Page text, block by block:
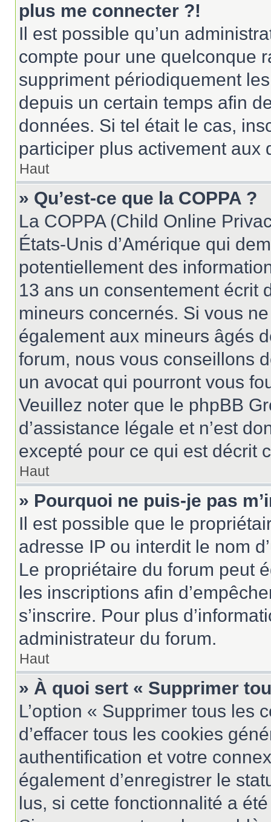
plus me connecter ?!
Il est possible qu’un
compte pour une quelconque
suppriment périodiquement
depuis un certain temps afin
données. Si tel était le cas,
participer plus activement aux
Haut
» Qu’est-ce que la COPPA ?
La COPPA (Child Online
États-Unis d’Amérique qui
potentiellement des
13 ans un consentement écrit
mineurs concernés. Si vous
également aux mineurs âgés
forum, nous vous conseillons
un avocat qui pourront vous
Veuillez noter que le phpBB
d’assistance légale et n’est
excepté pour ce qui est décrit
Haut
» Pourquoi ne puis-je pas
Il est possible que le
adresse IP ou interdit le nom
Le propriétaire du forum peut
les inscriptions afin
s’inscrire. Pour plus
administrateur du forum.
Haut
» À quoi sert « Supprimer
L’option « Supprimer tous les
d’effacer tous les cookies
authentification et votre
également d’enregistrer le
lus, si cette fonctionnalité a